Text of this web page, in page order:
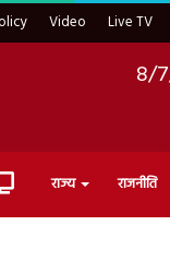
Video Live TV
8/
Live राज्य राजनीति